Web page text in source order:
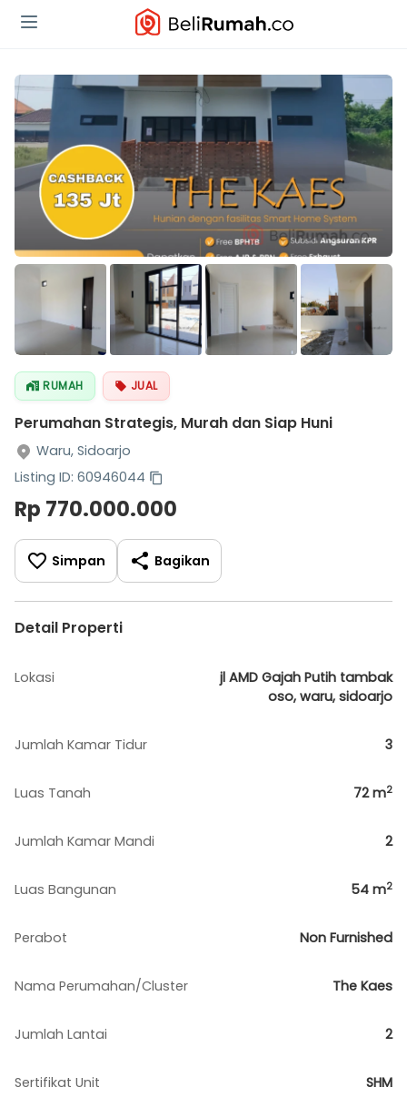
RUMAH JUAL
Perumahan Strategis, Murah dan Siap Huni
Waru, Sidoarjo
Listing ID: 60946044
Rp 770.000.000
Simpan Bagikan
Detail Properti
Lokasi
jl AMD Gajah Putih tambak
oso, waru, sidoarjo
Jumlah Kamar Tidur 3
Luas Tanah 72m2
Jumlah Kamar Mandi 2
Luas Bangunan 54 m2
Perabot Non Furnished
Nama Perumahan/Cluster The Kaes
Jumlah Lantai 2
Sertifikat Unit SHM